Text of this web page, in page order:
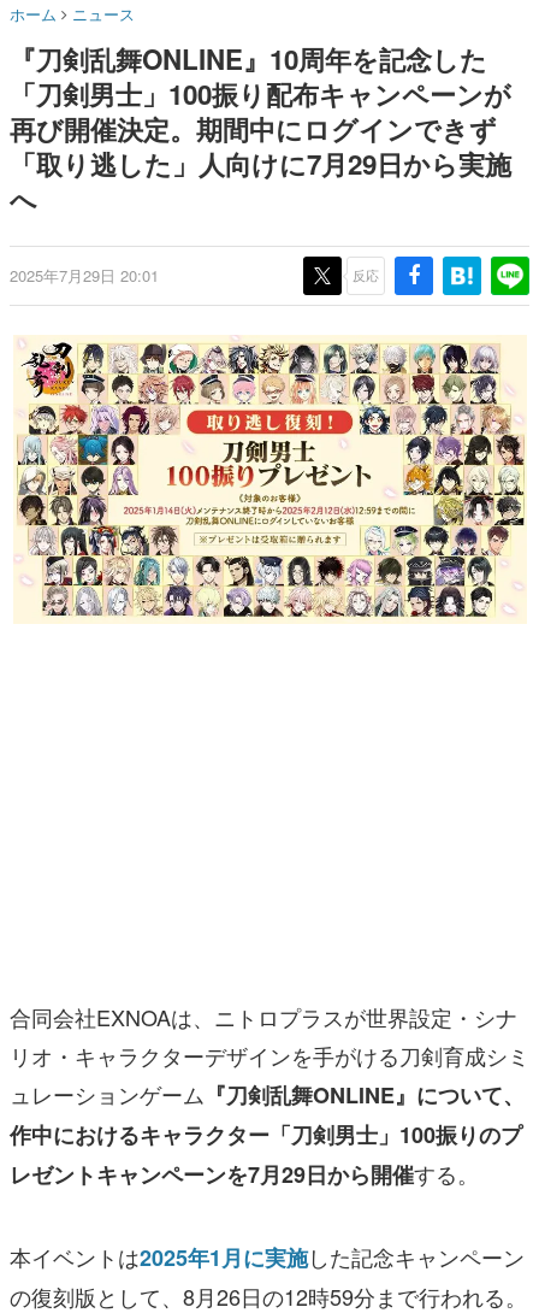
ゲームに多大な影響を受けた作家さんに取材し、ゲームが
日本のコンテンツ産業やカルチャーに与えた影響を探る企
画です。
日本モバイルゲーム産業史
日本のモバイルゲーム史における主要なトピック・タイト
ルを網羅するほか、開発者へのインタビューや識者による
解説を掲載。約20年の歴史が一望できる決定版！
一先生によるゲーム業界レポートマンガです。
なんでゲームは面白い？
具体的な形から解き明かしていく、硬派で骨太な評論連載
です。
ゲームが変えた日本語
「経験値」「裏技」「ラスボス」… ゲームにまつわる言葉
の起源や用法の変遷を、コンピューター文化史研究家・タ
イニーP氏が徹底調査。
カテゴリ
特集記事
マンガ
ホーム ニュース
『刀剣乱舞ONLINE』10周年を記念した
「刀剣男士」100振り配布キャンペーンが
再び開催決定。期間中にログインできず
「取り逃した」人向けに7月29日から実施
へ
2025年7月29日 20:01 反応
合同会社EXNOAは、ニトロプラスが世界設定・シナ
リオ・キャラクターデザインを手がける刀剣育成シミ
ュレーションゲーム 『刀剣乱舞ONLINE』について、
作中におけるキャラクター「刀剣男士」100振りのプ
レゼントキャンペーンを7月29日から開催する。
本イベントは2025年1月に実施した記念キャンペーン
の復刻版として、8月26日の12時59分まで行われる。